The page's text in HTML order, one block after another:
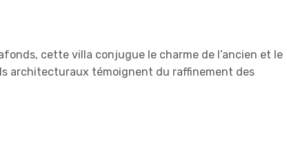
cette villa conjugue le charme de l’ancien et le
architecturaux témoignent du raffinement des